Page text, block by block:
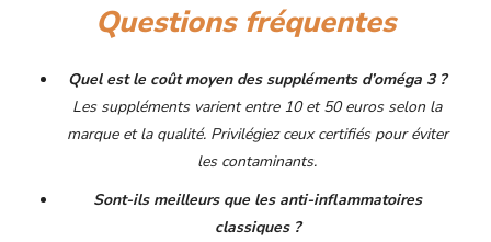
Questions fréquentes
Quel est le coût moyen des suppléments d’oméga 3 ?
Les suppléments varient entre 10 et 50 euros selon la
marque et la qualité. Privilégiez ceux certifiés pour éviter
les contaminants.
Sont-ils meilleurs que les anti-inflammatoires
classiques ?